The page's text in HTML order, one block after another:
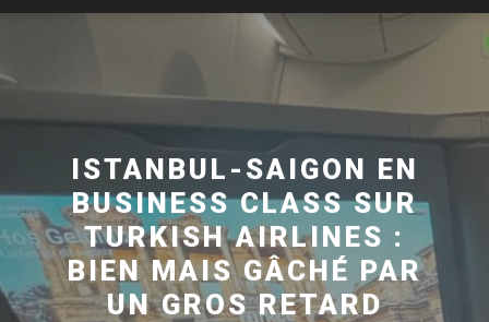
ISTANBUL-SAIGON EN
BUSINESS CLASS SUR
TURKISH AIRLINES :
BIEN MAIS GÂCHÉ PAR
UN GROS RETARD